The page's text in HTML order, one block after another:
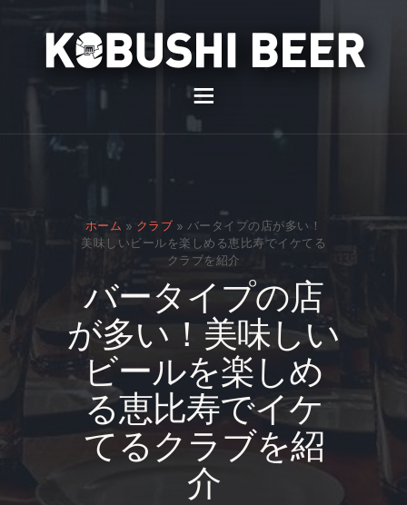
ホーム » クラブ » バータイプの店が多い！
美味しいビールを楽しめる恵比寿でイケてる
クラブを紹介
バータイプの店
が多い！美味しい
ビールを楽しめ
る恵比寿でイケ
てるクラブを紹
介
バー
貸切
通販
スタッフ募集
問い合わせ